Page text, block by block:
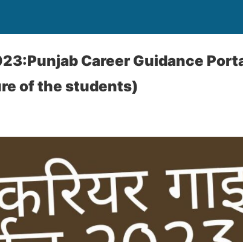
2023:Punjab Career Guidance
of the students)